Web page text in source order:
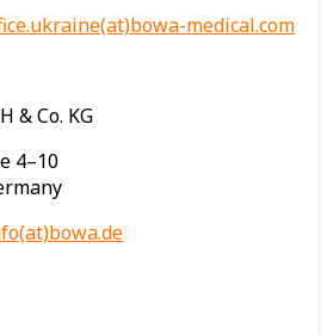
medical.com
& Co. KG
4–10